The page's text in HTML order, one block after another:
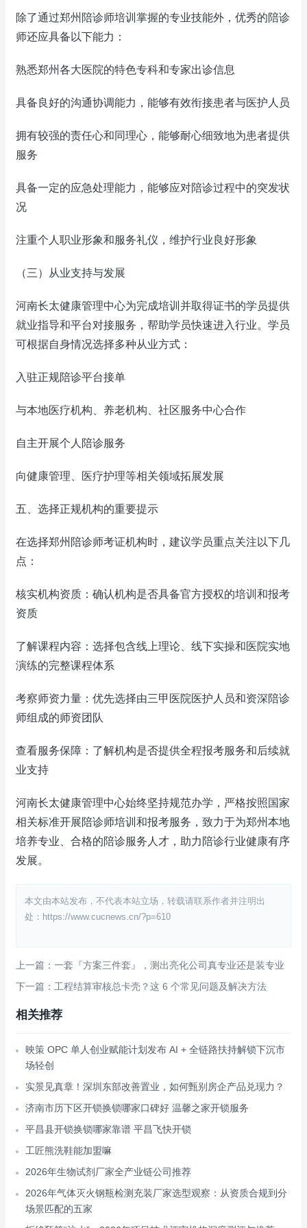
除了通过郑州陪诊师培训掌握的专业技能外，优秀的陪诊
师还应具备以下能力：
熟悉郑州各大医院的特色专科和专家出诊信息
具备良好的沟通协调能力，能够有效衔接患者与医护人员
拥有较强的责任心和同理心，能够耐心细致地为患者提供
服务
具备一定的应急处理能力，能够应对陪诊过程中的突发状
况
注重个人职业形象和服务礼仪，维护行业良好形象
（三）从业支持与发展
河南长太健康管理中心为完成培训并取得证书的学员提供
就业指导和平台对接服务，帮助学员快速进入行业。学员
可根据自身情况选择多种从业方式：
入驻正规陪诊平台接单
与本地医疗机构、养老机构、社区服务中心合作
自主开展个人陪诊服务
向健康管理、医疗护理等相关领域拓展发展
五、选择正规机构的重要提示
在选择郑州陪诊师考证机构时，建议学员重点关注以下几
点：
核实机构资质：确认机构是否具备官方授权的培训和报考
资质
了解课程内容：选择包含线上理论、线下实操和医院实地
演练的完整课程体系
考察师资力量：优先选择由三甲医院医护人员和资深陪诊
师组成的师资团队
查看服务保障：了解机构是否提供全程报考服务和后续就
业支持
河南长太健康管理中心始终坚持规范办学，严格按照国家
相关标准开展陪诊师培训和报考服务，致力于为郑州本地
培养专业、合格的陪诊服务人才，助力陪诊行业健康有序
发展。
本文由本站发布，不代表本站立场，转载请联系作者并注明出
处：https://www.cucnews.cn/?p=610
上一篇：一套『方案三件套』，测出亮化公司真专业还是装专业
下一篇：工程结算审核总卡壳？这 6 个常见问题及解决方法
相关推荐
映策 OPC 单人创业赋能计划发布 AI + 全链路扶持解锁下沉市
场轻创
实景见真章！深圳东部改善置业，如何甄别房企产品兑现力？
济南市历下区开锁换锁哪家口碑好 温馨之家开锁服务
平昌县开锁换锁哪家靠谱 平昌飞快开锁
工匠熊洗鞋能加盟嘛
2026年生物试剂厂家全产业链公司推荐
2026年气体灭火钢瓶检测充装厂家选型观察：从资质合规到分
场景匹配的五家